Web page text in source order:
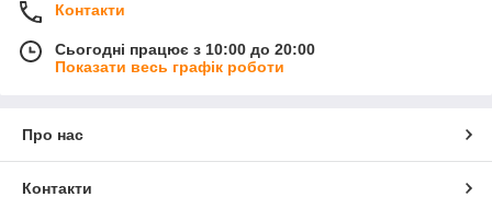
Контакти
Сьогодні працює з 10:00 до 20:00
Показати весь графік роботи
Про нас
Контакти